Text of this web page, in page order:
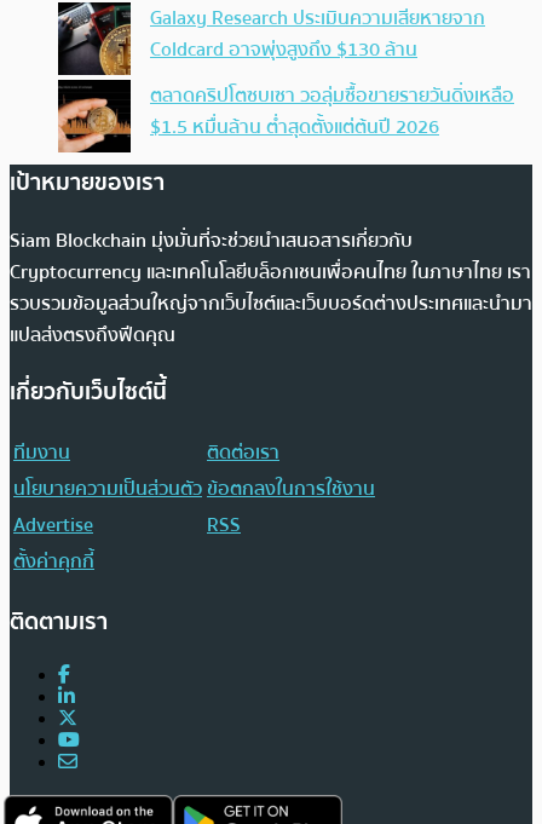
Galaxy Research ประเมินความเสียหายจาก
Coldcard อาจพุ่งสูงถึง $130 ล้าน
ตลาดคริปโตซบเซา วอลุ่มซื้อขายรายวันดิ่งเหลือ
$1.5 หมื่นล้าน ต่ำสุดตั้งแต่ต้นปี 2026
เป้าหมายของเรา
Siam Blockchain มุ่งมั่นที่จะช่วยนำเสนอสารเกี่ยวกับ
Cryptocurrency และเทคโนโลยีบล็อกเชนเพื่อคนไทย ในภาษาไทย เรา
รวบรวมข้อมูลส่วนใหญ่จากเว็บไซต์และเว็บบอร์ดต่างประเทศและนำมา
แปลส่งตรงถึงฟีดคุณ
เกี่ยวกับเว็บไซต์นี้
ทีมงาน
ติดต่อเรา
นโยบายความเป็นส่วนตัวข้อตกลงในการใช้งาน
Advertise
RSS
ตั้งค่าคุกกี้
ติดตามเรา